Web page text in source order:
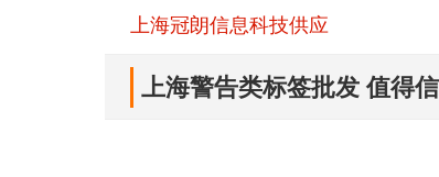
上海冠朗信息科技供应
上海警告类标签批发 值得